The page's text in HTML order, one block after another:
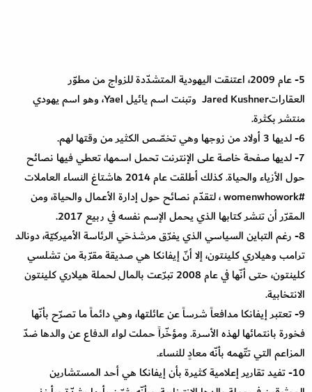
5- عام 2009، اعتنقت اليهودية المتشدّدة للزواج من مطوّر
العقاراتJared Kushner وتبنت اسم يائيل Yael، وهو اسم يهودي
منتشر بكثرة.
6- لديها 3 أولاد من زوجها وهي تخصّص الكثير من وقتها لهم.
7- لديها صفحة خاصة على الإنترنت تحمل اسمها، تعطي فيها نصائح
حول الأزياء والحياة. كذلك أطلقت عام 2014 هاشتاغ النساء العاملات
#womenwhowork ، لتقدّم نصائح حول إدارة الأعمال والحياة، ومن
المقرّر أن تنشر كتابها الذي يحمل الإسم نفسه في ربيع 2017.
8- رغم التباين السياسي الذي يفرّق مرشذحَي الرئاسة الأميركيّة، دونالد
ترامب وهيلاري كلينتون، إلا أنّ إيفانكا هي صديقة مقرّبة من تشلسي
كلينتون، حتى أنّها في عام 2008 تبرّعت بالمال لحملة هيلاري كلينتون
الانتخابية.
9- تعتبر إيفانكا مدافعاً شرساً عن عائلتها، وهي دائماً ما تصرّح بأنّها
فخورة بانتمائها لهذه الأسرة. ومؤخّراً حملت لواء الدفاع عن والدها ضدّ
المزاعم التي تتّهمه بأنّه معادٍ للنساء.
10- تفيد تقارير إعلامية كثيرة بأن إيفانكا هي أحد المستشارين